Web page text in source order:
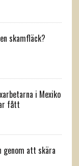
skamfläck?
i Mexiko
fått
att skära